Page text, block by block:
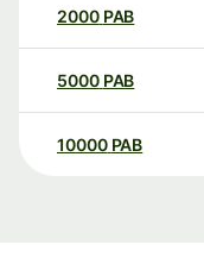
2000 PAB
5000 PAB
10000 PAB